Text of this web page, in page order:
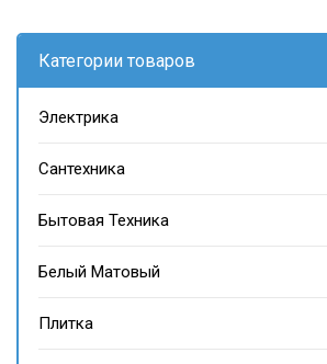
Категории товаров
Электрика
Сантехника
Бытовая Техника
Белый Матовый
Плитка